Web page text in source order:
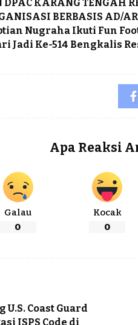
DPAC KARANG TENGAH
BERBASIS AD/
Nugraha Ikuti Fun
Jadi Ke-514 Bengkalis
Apa Reaksi
Galau
0
Kocak
0
Coast Guard
ISPS Code di